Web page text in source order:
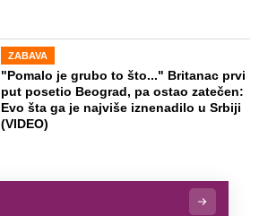
ZABAVA
"Pomalo je grubo to što..." Britanac prvi
put posetio Beograd, pa ostao zatečen:
Evo šta ga je najviše iznenadilo u Srbiji
(VIDEO)